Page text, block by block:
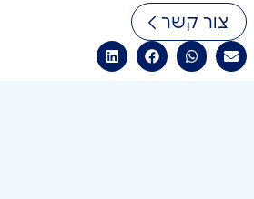
צור קשר